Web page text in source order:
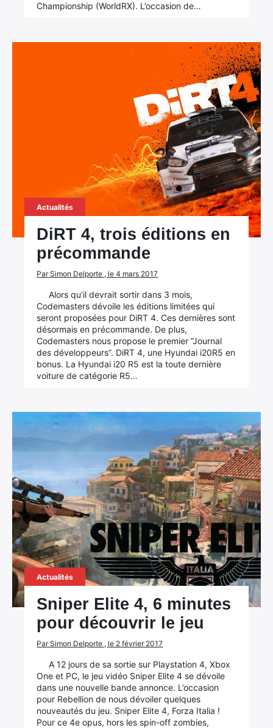
Championship (WorldRX). L’occasion de…
Actualités
DiRT 4, trois éditions en
précommande
Par Simon Delporte , le 4 mars 2017
Alors qu’il devrait sortir dans 3 mois,
Codemasters dévoile les éditions limitées qui
seront proposées pour DiRT 4. Ces dernières sont
désormais en précommande. De plus,
Codemasters nous propose le premier “Journal
des développeurs”. DiRT 4, une Hyundai i20R5 en
bonus. La Hyundai i20 R5 est la toute dernière
voiture de catégorie R5…
Actualités
Sniper Elite 4, 6 minutes
pour découvrir le jeu
Par Simon Delporte , le 2 février 2017
A 12 jours de sa sortie sur Playstation 4, Xbox
One et PC, le jeu vidéo Sniper Elite 4 se dévoile
dans une nouvelle bande annonce. L’occasion
pour Rebellion de nous dévoiler quelques
nouveautés du jeu. Sniper Elite 4, Forza Italia !
Pour ce 4e opus, hors les spin-off zombies,
Rechercher